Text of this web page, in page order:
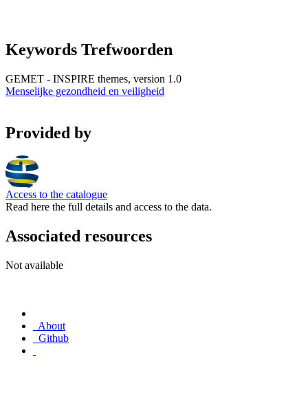
Keywords Trefwoorden
GEMET - INSPIRE themes, version 1.0
Menselijke gezondheid en veiligheid
Provided by
Access to the catalogue
Read here the full details and access to the data.
Associated resources
Not available
About
Github